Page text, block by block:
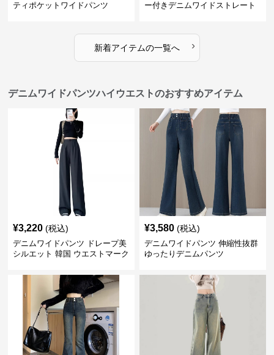
ティポケットワイドパンツ
ー付きデニムワイドストレート
新着アイテムの一覧へ ›
デニムワイドパンツハイウエストのおすすめアイテム
¥3,220 (税込)
デニムワイドパンツ ドレープ美
シルエット 韓国 ウエストマーク
¥3,580 (税込)
デニムワイドパンツ 伸縮性抜群
ゆったりデニムパンツ